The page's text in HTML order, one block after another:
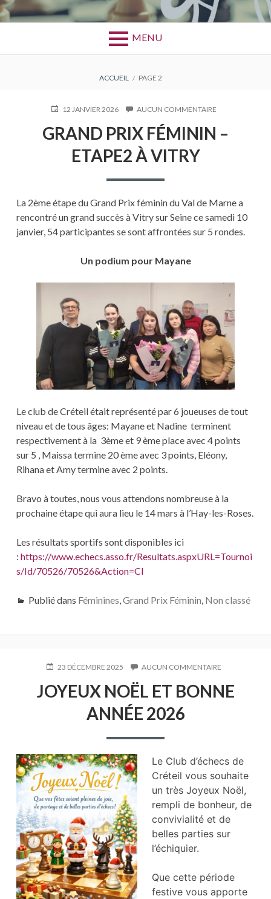
MENU
D'ARIANE
ACCUEIL PAGE 2
PUBLIÉ12 JANVIER 2026 AUCUN COMMENTAIRE
GRAND PRIX FÉMININ –
ETAPE2 À VITRY
La 2ème étape du Grand Prix féminin du Val de Marne a
rencontré un grand succès à Vitry sur Seine ce samedi 10
janvier, 54 participantes se sont affrontées sur 5 rondes.
Un podium pour Mayane
Le club de Créteil était représenté par 6 joueuses de tout
niveau et de tous âges: Mayane et Nadine terminent
respectivement à la 3ème et 9 ème place avec 4 points
sur 5 , Maissa termine 20 ème avec 3 points, Eléony,
Rihana et Amy termine avec 2 points.
Bravo à toutes, nous vous attendons nombreuse à la
prochaine étape qui aura lieu le 14 mars à l’Hay-les-Roses.
Les résultats sportifs sont disponibles ici
: https://www.echecs.asso.fr/Resultats.aspxURL=Tournoi
s/Id/70526/70526&Action=Cl
Publié dans Féminines Grand Prix Féminin Non classé
PUBLIÉ23 DÉCEMBRE 2025 AUCUN COMMENTAIRE
NOËL
ET
JOYEUX NOËL ET BONNE
ANNÉE 2026
Le Club d’échecs de
Créteil vous souhaite
un très Joyeux Noël,
rempli de bonheur, de
convivialité et de
belles parties sur
l’échiquier.
Que cette période
festive vous apporte